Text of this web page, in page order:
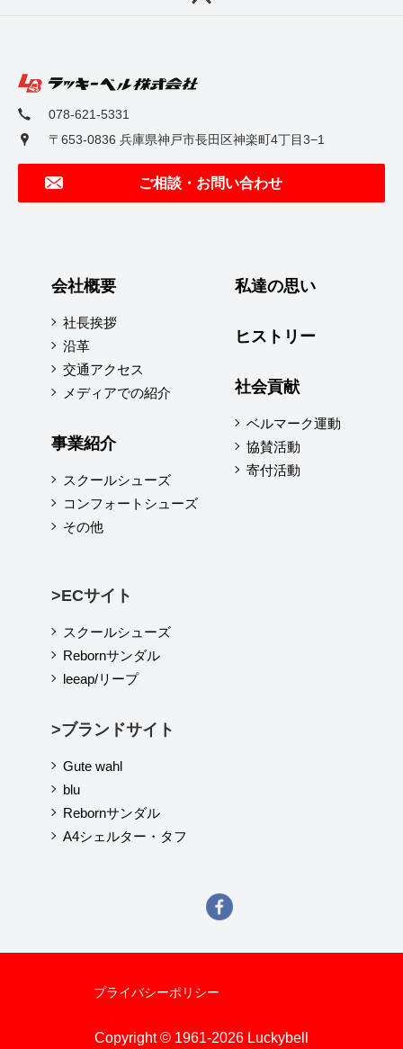
078-621-5331
〒653-0836 兵庫県神戸市長田区神楽町4丁目3−1
ご相談・お問い合わせ
会社概要
社長挨拶
沿革
交通アクセス
メディアでの紹介
事業紹介
スクールシューズ
コンフォートシューズ
その他
私達の思い
ヒストリー
社会貢献
ベルマーク運動
協賛活動
寄付活動
>ECサイト
スクールシューズ
Rebornサンダル
leeap/リープ
>ブランドサイト
Gute wahl
blu
Rebornサンダル
A4シェルター・タフ
プライバシーポリシー
Copyright © 1961-2026 Luckybell